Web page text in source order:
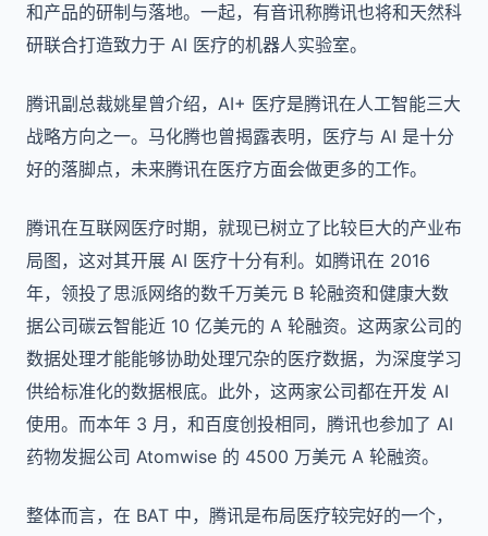
和产品的研制与落地。一起，有音讯称腾讯也将和天然科
研联合打造致力于 AI 医疗的机器人实验室。
腾讯副总裁姚星曾介绍，AI+ 医疗是腾讯在人工智能三大
战略方向之一。马化腾也曾揭露表明，医疗与 AI 是十分
好的落脚点，未来腾讯在医疗方面会做更多的工作。
腾讯在互联网医疗时期，就现已树立了比较巨大的产业布
局图，这对其开展 AI 医疗十分有利。如腾讯在 2016
年，领投了思派网络的数千万美元 B 轮融资和健康大数
据公司碳云智能近 10 亿美元的 A 轮融资。这两家公司的
数据处理才能能够协助处理冗杂的医疗数据，为深度学习
供给标准化的数据根底。此外，这两家公司都在开发 AI
使用。而本年 3 月，和百度创投相同，腾讯也参加了 AI
药物发掘公司 Atomwise 的 4500 万美元 A 轮融资。
整体而言，在 BAT 中，腾讯是布局医疗较完好的一个，